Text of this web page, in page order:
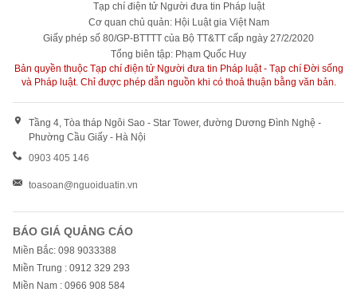
Tạp chí điện tử Người đưa tin Pháp luật
Cơ quan chủ quản: Hội Luật gia Việt Nam
Giấy phép số 80/GP-BTTTT của Bộ TT&TT cấp ngày 27/2/2020
Tổng biên tập: Phạm Quốc Huy
Bản quyền thuộc Tạp chí điện tử Người đưa tin Pháp luật - Tạp chí Đời sống
và Pháp luật. Chỉ được phép dẫn nguồn khi có thoả thuận bằng văn bản.
Tầng 4, Tòa tháp Ngôi Sao - Star Tower, đường Dương Đình Nghệ -
Phường Cầu Giấy - Hà Nội
0903 405 146
toasoan@nguoiduatin.vn
BÁO GIÁ QUẢNG CÁO
Miền Bắc: 098 9033388
Miền Trung : 0912 329 293
Miền Nam : 0966 908 584